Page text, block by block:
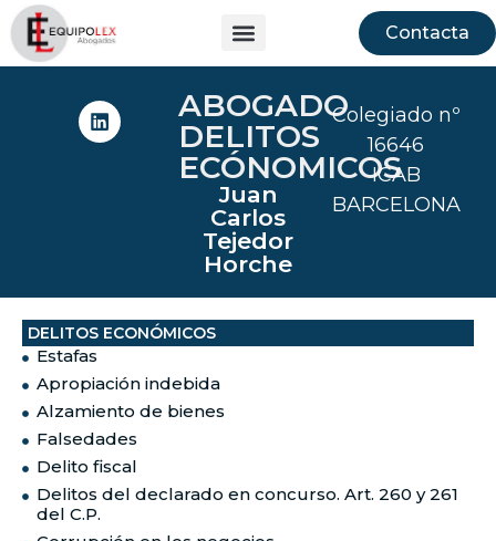
Contacta
ABOGADO
DELITOS
ECÓNOMICOS
Juan
Carlos
Tejedor
Horche
Colegiado nº
16646
ICAB
BARCELONA
DELITOS ECONÓMICOS
Estafas
Apropiación indebida
Alzamiento de bienes
Falsedades
Delito fiscal
Delitos del declarado en concurso. Art. 260 y 261
del C.P.